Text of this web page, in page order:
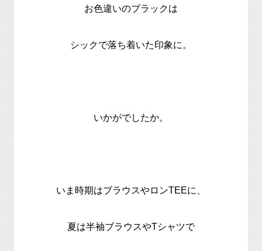
お色違いのブラックは
シックで落ち着いた印象に。
いかがでしたか。
いま時期はブラウスやロンTEEに、
夏は半袖ブラウスやTシャツで